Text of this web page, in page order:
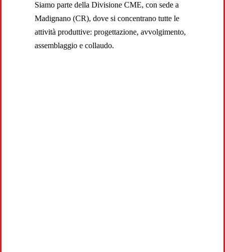
Siamo parte della Divisione CME, con sede a
Madignano (CR), dove si concentrano tutte le
attività produttive: progettazione, avvolgimento,
assemblaggio e collaudo.